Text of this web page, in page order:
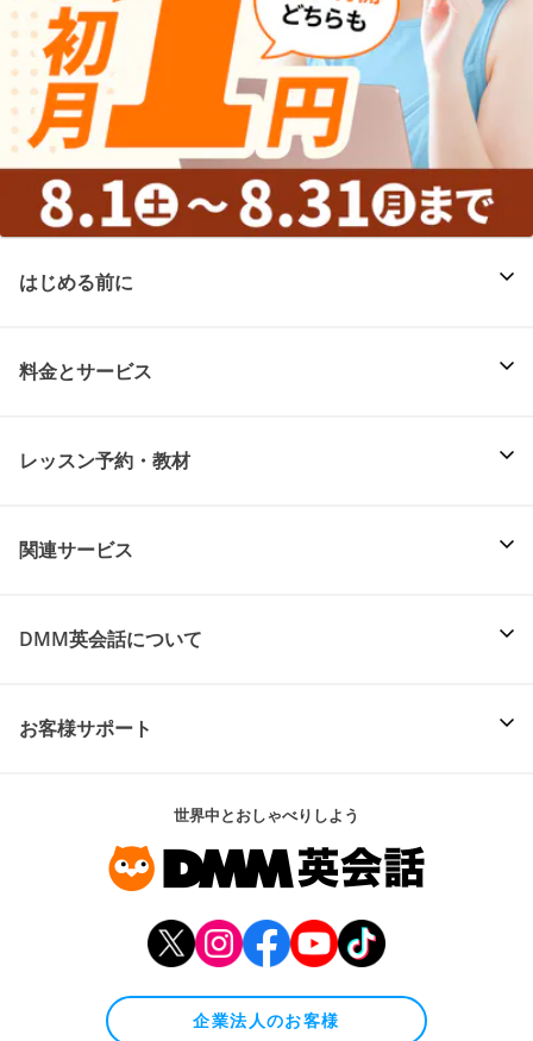
はじめる前に
料金とサービス
レッスン予約・教材
関連サービス
DMM英会話について
お客様サポート
世界中とおしゃべりしよう
企業法人のお客様